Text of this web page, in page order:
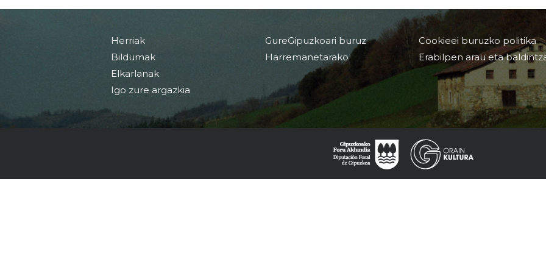
Herriak
Bildumak
Elkarlanak
Igo zure argazkia
GureGipuzkoari buruz
Harremanetarako
Cookieei buruzko politika
Erabilpen arau eta